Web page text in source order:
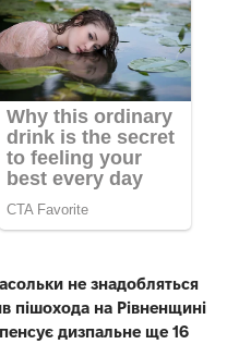
не знадобляться
пішохода на Рівненщині
дизпальне ще 16